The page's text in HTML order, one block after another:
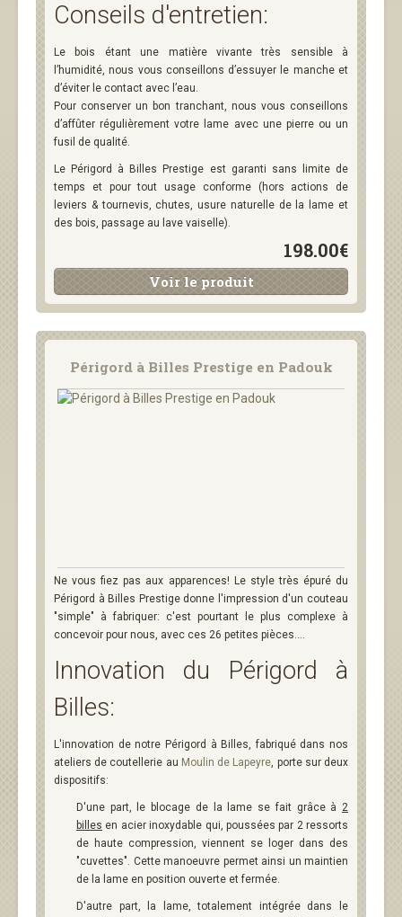
Conseils d'entretien:
Le bois étant une matière vivante très sensible à
l’humidité, nous vous conseillons d’essuyer le manche et
d’éviter le contact avec l’eau.
Pour conserver un bon tranchant, nous vous conseillons
d’affûter régulièrement votre lame avec une pierre ou un
fusil de qualité.
Le Périgord à Billes Prestige est garanti sans limite de
temps et pour tout usage conforme (hors actions de
leviers & tournevis, chutes, usure naturelle de la lame et
des bois, passage au lave vaiselle).
198.00€
Voir le produit
Périgord à Billes Prestige en Padouk
Ne vous fiez pas aux apparences! Le style très épuré du
Périgord à Billes Prestige donne l'impression d'un couteau
"simple" à fabriquer: c'est pourtant le plus complexe à
concevoir pour nous, avec ces 26 petites pièces....
Innovation du Périgord à
Billes:
L'innovation de notre Périgord à Billes, fabriqué dans nos
ateliers de coutellerie au Moulin de Lapeyre, porte sur deux
dispositifs:
D'une part, le blocage de la lame se fait grâce à 2
billes en acier inoxydable qui, poussées par 2 ressorts
de haute compression, viennent se loger dans des
"cuvettes". Cette manoeuvre permet ainsi un maintien
de la lame en position ouverte et fermée.
D'autre part, la lame, totalement intégrée dans le